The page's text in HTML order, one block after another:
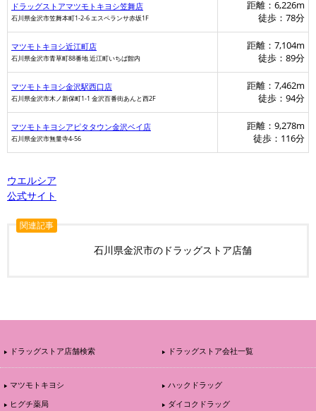
ドラッグストアマツモトキヨシ笠舞店
石川県金沢市笠舞本町1-2-6 エスペランサ赤坂1F
距離：6,226m
徒歩：78分
マツモトキヨシ近江町店
石川県金沢市青草町88番地 近江町いちば館内
距離：7,104m
徒歩：89分
マツモトキヨシ金沢駅西口店
石川県金沢市木ノ新保町1-1 金沢百番街あんと西2F
距離：7,462m
徒歩：94分
マツモトキヨシアピタタウン金沢ベイ店
石川県金沢市無量寺4-56
距離：9,278m
徒歩：116分
ウエルシア
公式サイト
関連記事
石川県金沢市のドラッグストア店舗
ドラッグストア店舗検索 ドラッグストア会社一覧
マツモトキヨシ
ハックドラッグ
ヒグチ薬局
ダイコクドラッグ